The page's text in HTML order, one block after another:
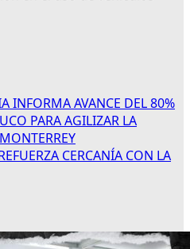
INFORMA AVANCE DEL 80%
PARA AGILIZAR LA
CERCANÍA CON LA